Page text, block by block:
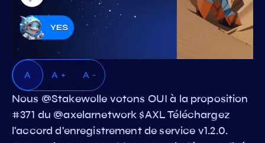
A A + A -
Nous @Stakewolle votons OUI à la proposition
#371 du @axelarnetwork $AXL Téléchargez
l'accord d'enregistrement de service v1.2.0.